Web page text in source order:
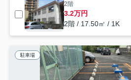
2階
3.2万円
2階 / 17.50㎡ / 1K
駐車場